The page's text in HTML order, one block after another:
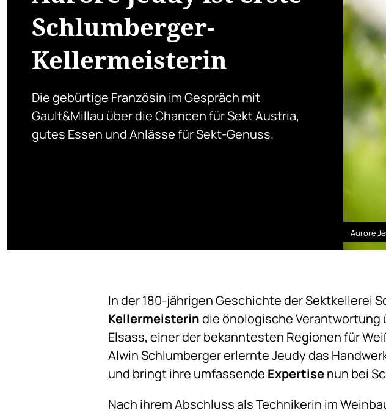
Schlumberger-
Kellermeisterin
Die gebürtige Französin im Gespräch mit
Gault&Millau über die Chancen für Sekt Austria,
gutes Essen und Anlässe für Sekt-Genuss.
Aurore
In der 180-jährigen Geschichte der Sektkellerei
Kellermeisterindie önologische Verantwortung
Elsass, einer der bekanntesten Regionen für
Alwin Schlumberger erlernte Jeudy das
und bringt ihre umfassende Expertisenun bei
Nach ihrem Abschluss als Technikerin im